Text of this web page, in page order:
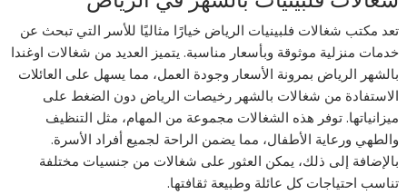
تعد مكتب شغالات فلبينيات الرياض خيارًا مثاليًا للأسر التي تبحث عن
خدمات منزلية موثوقة وبأسعار مناسبة. يتميز العديد من شغالات اوغندا
بالشهر الرياض بمرونة الأسعار وجودة العمل، مما يسهل على العائلات
الاستفادة من شغالات بالشهر رخيصات الرياض دون الضغط على
ميزانياتها. توفر هذه الشغالات مجموعة من المهام، مثل التنظيف
والطهي ورعاية الأطفال، مما يضمن الراحة لجميع أفراد الأسرة.
بالإضافة إلى ذلك، يمكن العثور على شغالات من جنسيات مختلفة
تناسب احتياجات كل عائلة وطبيعة ثقافتها.